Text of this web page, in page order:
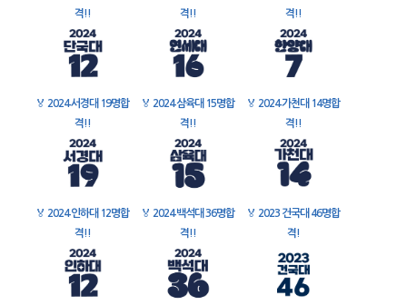
격!!
격!!
격!!
🏅 2024 서경대 19명합
격!!
🏅 2024 삼육대 15명합
격!!
🏅 2024 가천대 14명합
격!!
🏅 2024 인하대 12명합
격!!
🏅 2024 백석대 36명합
격!!
🏅 2023 건국대 46명합
격!